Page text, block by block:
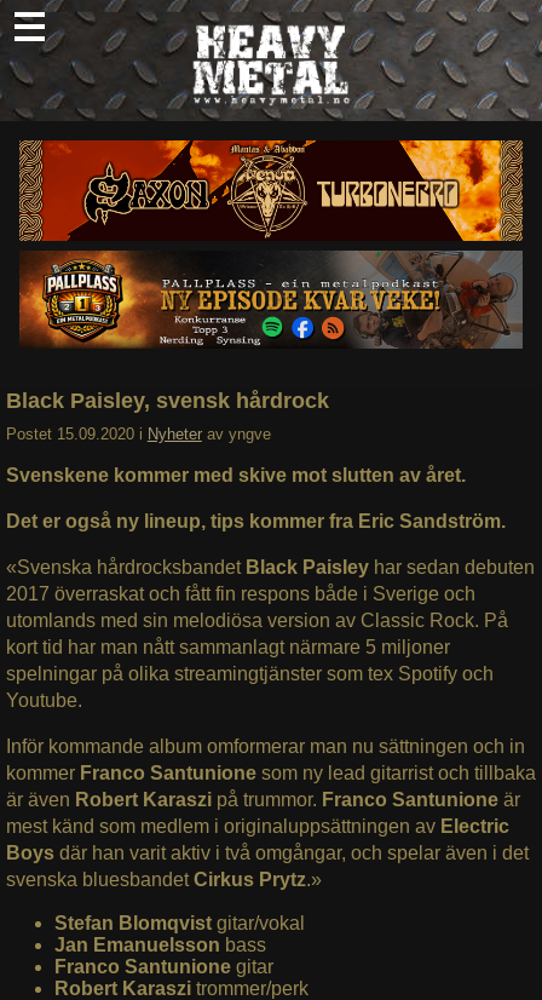
Skip
to
content
Nyheter
Omtaler
Intervjuer
Om oss
Abonner
Søk
Black Paisley, svensk hårdrock
Postet 15.09.2020 i Nyheter av yngve
Svenskene kommer med skive mot slutten av året.
Det er også ny lineup, tips kommer fra Eric Sandström.
«Svenska hårdrocksbandet Black Paisley har sedan debuten
2017 överraskat och fått fin respons både i Sverige och
utomlands med sin melodiösa version av Classic Rock. På
kort tid har man nått sammanlagt närmare 5 miljoner
spelningar på olika streamingtjänster som tex Spotify och
Youtube.
Inför kommande album omformerar man nu sättningen och in
kommer Franco Santunione som ny lead gitarrist och tillbaka
är även Robert Karaszipå trummor. Franco Santunioneär
mest känd som medlem i originaluppsättningen av Electric
Boysdär han varit aktiv i två omgångar, och spelar även i det
svenska bluesbandetCirkus Prytz.»
Stefan Blomqvist gitar/vokal
Jan Emanuelsson bass
Franco Santunionegitar
Robert Karaszi trommer/perk